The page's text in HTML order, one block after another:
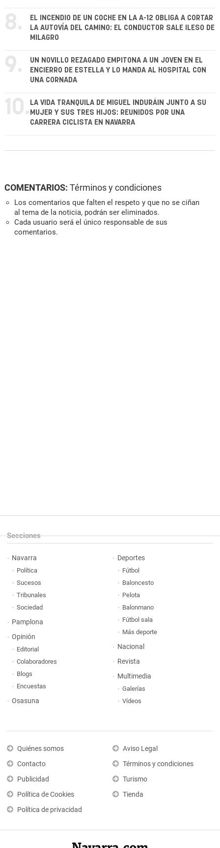
8.
EL INCENDIO DE UN COCHE EN LA A-12 OBLIGA A CORTAR
LA AUTOVÍA DEL CAMINO: EL CONDUCTOR SALE ILESO DE
MILAGRO
9.
UN NOVILLO REZAGADO EMPITONA A UN JOVEN EN EL
ENCIERRO DE ESTELLA Y LO MANDA AL HOSPITAL CON
UNA CORNADA
10. LA VIDA TRANQUILA DE MIGUEL INDURÁIN JUNTO A SU
MUJER Y SUS TRES HIJOS: REUNIDOS POR UNA
CARRERA CICLISTA EN NAVARRA
COMENTARIOS: Términos y condiciones
Los comentarios que falten el respeto y que no se ciñan
al tema de la noticia, podrán ser eliminados.
Cada usuario será el único responsable de sus
comentarios.
Secciones
Navarra
Política
Sucesos
Tribunales
Sociedad
Pamplona
Opinión
Editorial
Colaboradores
Blogs
Encuestas
Osasuna
Deportes
Fútbol
Baloncesto
Pelota
Balonmano
Fútbol sala
Más deporte
Nacional
Revista
Multimedia
Galerías
Vídeos
Quiénes somos
Contacto
Publicidad
Política de Cookies
Política de privacidad
Aviso Legal
Términos y condiciones
Turismo
Tienda